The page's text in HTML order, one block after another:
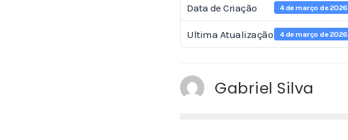
Data de Criação 4 de março de 2026
Ultima Atualização 4 de março de 2026
Gabriel Silva